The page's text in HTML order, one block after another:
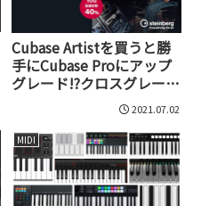
Cubase Artistを買うと勝
手にCubase Proにアップ
グレード!?クロスグレード
版も40%オフになる
『CUBASE STUDIO
WEEKS』スタート
2021.07.02
MIDI